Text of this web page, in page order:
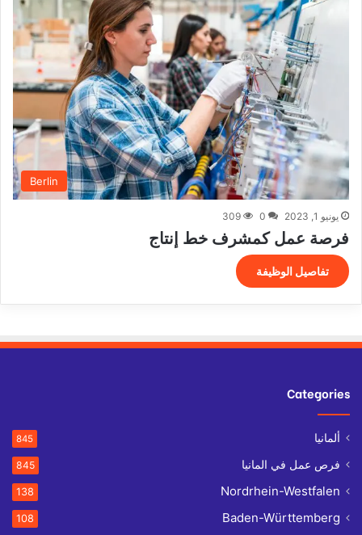
Berlin
يونيو 1, 2023 0
309
فرصة عمل كمشرف خط إنتاج
تفاصيل الوظيفة
Categories
ألمانيا 845
فرص عمل في المانيا 845
Nordrhein-Westfalen
138
Baden-Württemberg
108